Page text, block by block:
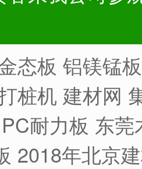
态板 铝镁锰板
桩机 建材网
PC耐力板 东莞
2018年北京